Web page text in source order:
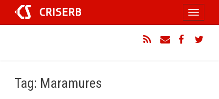
conținut
Toggle
Tag: Maramures